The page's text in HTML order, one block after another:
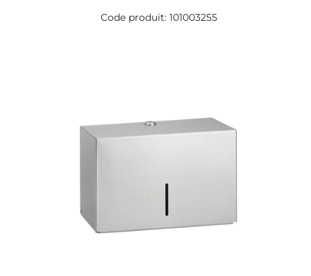
Code produit: 101003255